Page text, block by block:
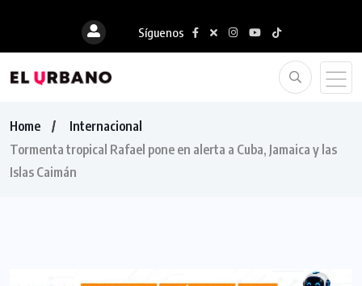
Síguenos
Home
Internacional
Tormenta tropical Rafael pone en alerta a Cuba, Jamaica y las
Islas Caimán